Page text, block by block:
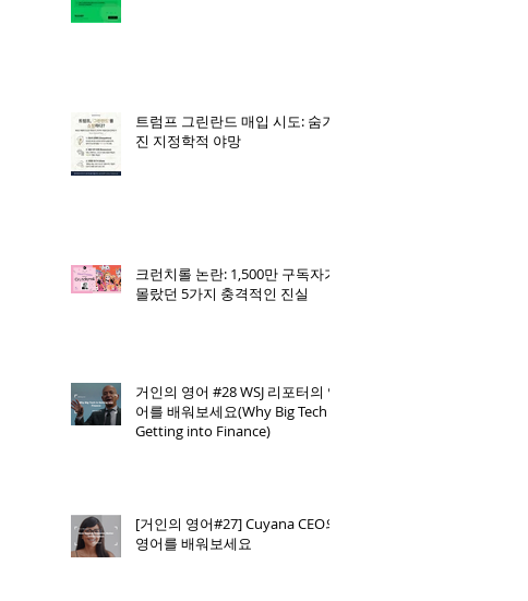
트럼프 그린란드 매입 시도: 숨겨
진 지정학적 야망
크런치롤 논란: 1,500만 구독자가
몰랐던 5가지 충격적인 진실
거인의 영어 #28 WSJ 리포터의 영
어를 배워보세요(Why Big Tech is
Getting into Finance)
[거인의 영어#27] Cuyana CEO의
영어를 배워보세요